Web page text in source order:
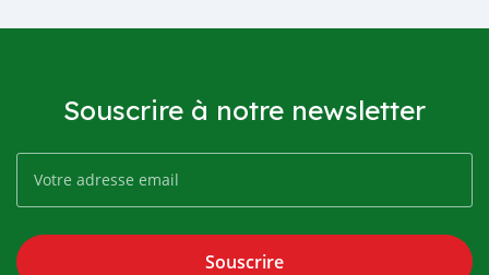
Souscrire à notre newsletter
Souscrire